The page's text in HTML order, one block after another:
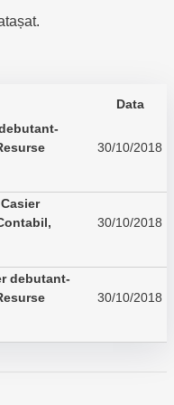
Data
30/10/2018
30/10/2018
debutant-
30/10/2018